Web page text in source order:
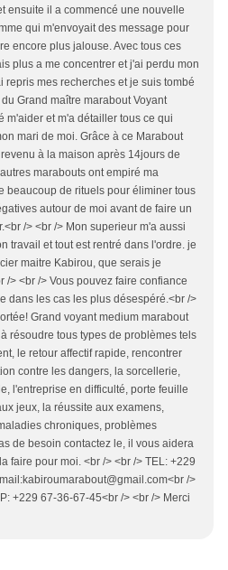
ensuite il a commencé une nouvelle
qui m'envoyait des message pour
encore plus jalouse. Avec tous ces
plus a me concentrer et j'ai perdu mon
repris mes recherches et je suis tombé
Grand maître marabout Voyant
m'aider et m'a détailler tous ce qui
mari de moi. Grâce à ce Marabout
à la maison après 14jours de
marabouts ont empiré ma
beaucoup de rituels pour éliminer tous
autour de moi avant de faire un
/> <br /> Mon superieur m'a aussi
travail et tout est rentré dans l'ordre. je
maitre Kabirou, que serais je
/> <br /> Vous pouvez faire confiance
dans les cas les plus désespéré.<br />
Grand voyant medium marabout
résoudre tous types de problèmes tels
le retour affectif rapide, rencontrer
contre les dangers, la sorcellerie,
l'entreprise en difficulté, porte feuille
jeux, la réussite aux examens,
chroniques, problèmes
de besoin contactez le, il vous aidera
faire pour moi. <br /> <br /> TEL: +229
/>
+229 67-36-67-45<br /> <br /> Merci